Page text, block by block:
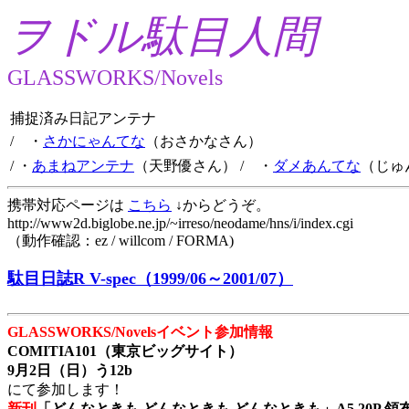
ヲドル駄目人間
GLASSWORKS/Novels
捕捉済み日記アンテナ
/ ・ さかにゃんてな （おさかなさん）
/ ・ あまねアンテナ （天野優さん） / ・ ダメあんてな （じ
携帯対応ページは こちら ↓からどうぞ。
http://www2d.biglobe.ne.jp/~irreso/neodame/hns/i/index.cgi
（動作確認：ez / willcom / FORMA)
駄目日誌R V-spec（1999/06～2001/07）
GLASSWORKS/Novelsイベント参加情報
COMITIA101（東京ビッグサイト）
9月2日（日）う12b
にて参加します！